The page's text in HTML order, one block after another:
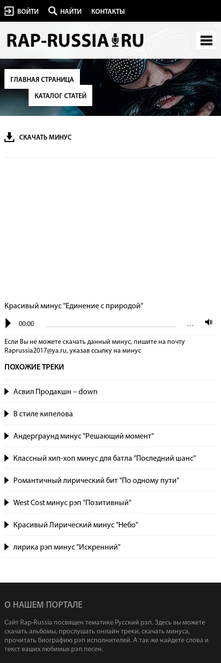
ВОЙТИ НАЙТИ КОНТАКТЫ
ГЛАВНАЯ СТРАНИЦА
КАТАЛОГ СТАТЕЙ
СКАЧАТЬ МИНУС
Красивый минус "Единение с природой"
00:00 …
Если Вы не можете скачать данный минус, пишите на почту
Raprussia2017@ya.ru, указав сcылку на минус
ПОХОЖИЕ ТРЕКИ
Асвил Продакшн – down
В стиле кипелова
Андерграунд минус "Решающий момент"
Классный хип-хоп минус для батла "Последний шанс"
Романтичный лирический бит "По одному пути"
West Cost минус рэп "Позитивный"
Красивый Лирический минус "Небо"
лирика рэп минус "Искренний"
О НАШЕМ ПОРТАЛЕ
Сайт Rap-Russia посвящен тематике Русский рэп. Здесь вы можете
скачать альбомы, прослушать онлайн треки, скачать минуса,
прочитать биографию рэп исполнителей. А так же найдете слова и
текст ваших любимых рэп песен.